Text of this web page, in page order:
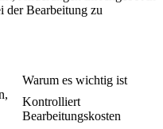
der Bearbeitung zu
Warum es wichtig ist
Kontrolliert
Bearbeitungskosten